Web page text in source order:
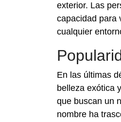
exterior. Las
capacidad para
cualquier
En las últimas
belleza exótica
que buscan un
nombre ha